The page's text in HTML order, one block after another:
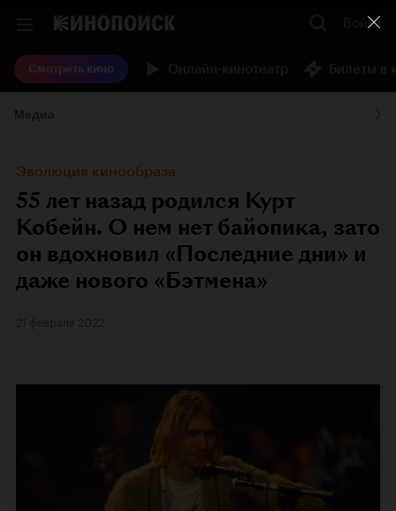
Войти
Смотреть кино
Эволюция кинообраза
55 лет назад родился Курт
Кобейн. О нем нет байопика, зато
он вдохновил «Последние дни» и
даже нового «Бэтмена»